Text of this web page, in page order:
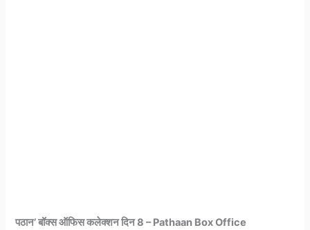
पठान’ बॉक्स ऑफिस कलेक्शन दिन 8 – Pathaan Box Office